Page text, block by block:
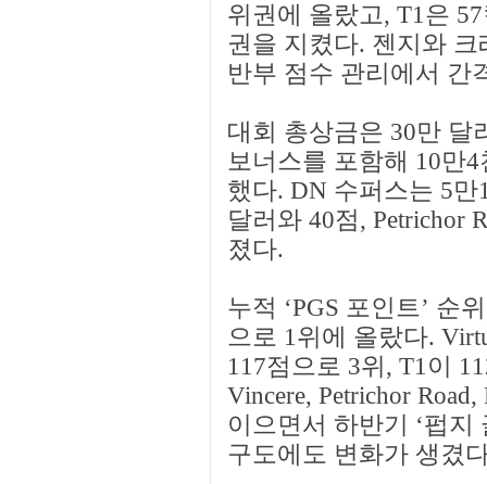
위권에 올랐고, T1은
권을 지켰다. 젠지와
반부 점수 관리에서 간
대회 총상금은 30만 달
보너스를 포함해 10만4
했다. DN 수퍼스는 5만
달러와 40점, Petrichor
졌다.
누적 ‘PGS 포인트’ 순
으로 1위에 올랐다.
117점으로 3위, T1이
Vincere, Petrichor
이으면서 하반기 ‘펍지
구도에도 변화가 생겼